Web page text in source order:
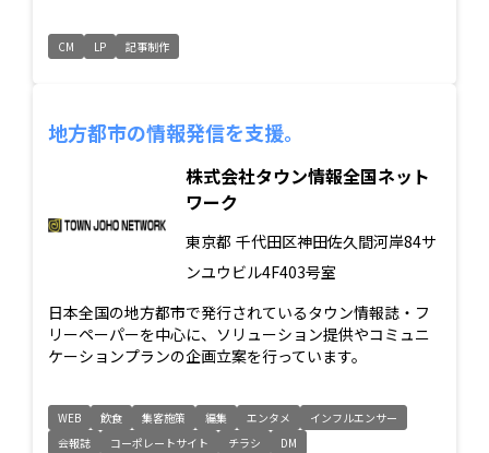
CM LP 記事制作
地方都市の情報発信を支援。
株式会社タウン情報全国ネット
ワーク
東京都 千代田区神田佐久間河岸84サ
ンユウビル4F403号室
日本全国の地方都市で発行されているタウン情報誌・フ
リーペーパーを中心に、ソリューション提供やコミュニ
ケーションプランの企画立案を行っています。
WEB 飲食 集客施策 編集 エンタメ
インフルエンサー
会報誌
コーポレートサイト チラシ DM